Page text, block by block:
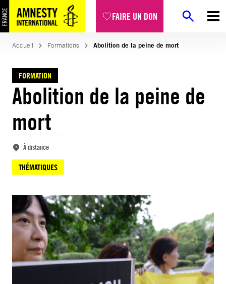
FAIRE UN DON
Aller
au
contenu
Accueil Formations Abolition de la peine de mort
FORMATION
Abolition de la peine de
mort
À distance
THÉMATIQUES